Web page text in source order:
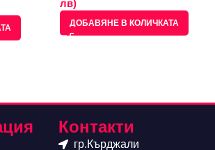
лв)
ДОБАВЯНЕ В КОЛИЧКАТА
Контакти
гр.Кърджали